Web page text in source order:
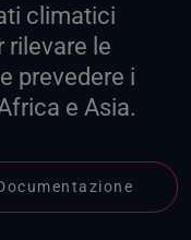
climatici
rilevare le
prevedere i
e Asia.